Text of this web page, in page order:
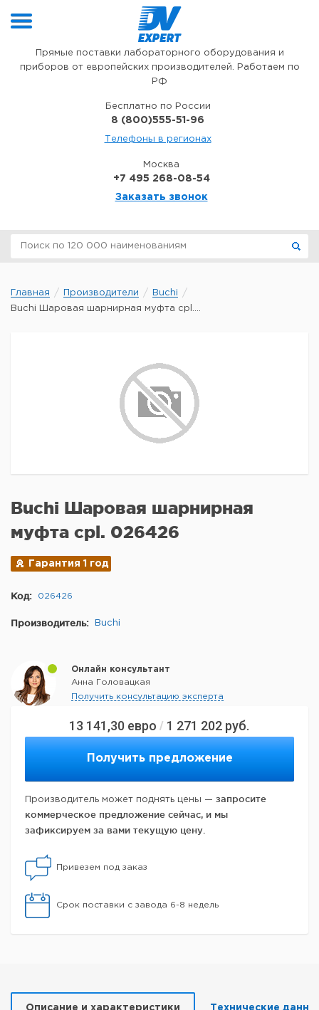
Прямые поставки лабораторного оборудования и
приборов от европейских производителей. Работаем по
РФ
Бесплатно по России
8 (800)555-51-96
Телефоны в регионах
Москва
+7 495 268-08-54
Заказать звонок
Главная Производители
Buchi
Buchi Шаровая шарнирная муфта cpl....
13 141,30 евро / 1 271 202 руб.
Получить предложение
Производитель может поднять цены — запросите
коммерческое предложение сейчас, и мы
зафиксируем за вами текущую цену.
Привезем под заказ
Срок поставки с завода 6-8 недель
Buchi Шаровая шарнирная
муфта cpl. 026426
Гарантия 1 год
Код: 026426
Производитель: Buchi
Онлайн консультант
Анна Головацкая
Получить консультацию эксперта
Описание и характеристики Технические